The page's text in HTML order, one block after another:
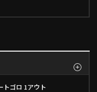
トゴロ 1アウト